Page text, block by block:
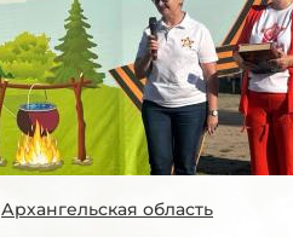
Архангельская область